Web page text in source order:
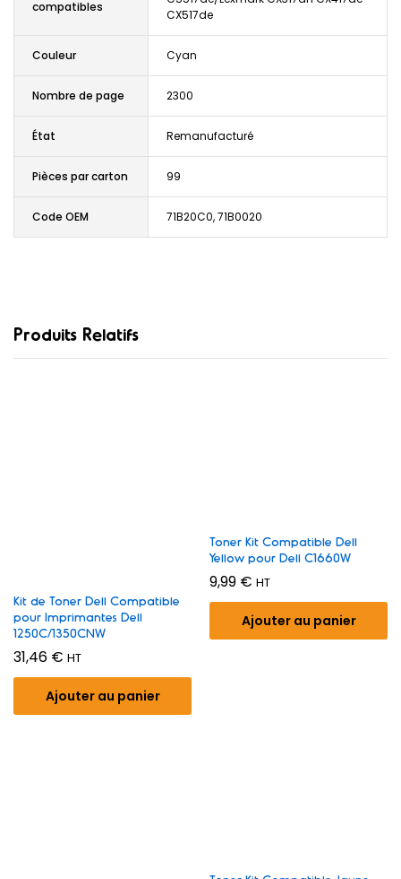
compatibles
CX517de
Couleur Cyan
Nombre de page 2300
État Remanufacturé
Pièces par carton 99
Code OEM 71B20C0, 71B0020
Produits Relatifs
Kit de Toner Dell Compatible
pour Imprimantes Dell
1250C/1350CNW
31,46 € HT
Ajouter au panier
Toner Kit Compatible Dell
Yellow pour Dell C1660W
9,99 € HT
Ajouter au panier